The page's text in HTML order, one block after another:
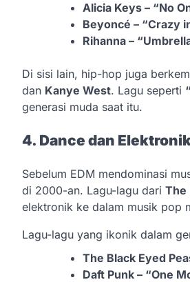
Alicia Keys – “No
Beyoncé – “Crazy
Rihanna –
Di sisi lain, hip-hop juga
dan Kanye West. Lagu seperti
generasi muda saat itu.
4. Dance dan
Sebelum EDM mendominasi
di 2000-an. Lagu-lagu dari The
elektronik ke dalam musik pop
Lagu-lagu yang ikonik dalam
The Black Eyed
Daft Punk – “One